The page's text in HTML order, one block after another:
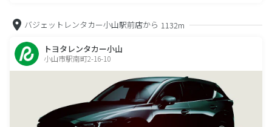
バジェットレンタカー小山駅前店から 1132m
トヨタレンタカー小山
小山市駅南町2-16-10